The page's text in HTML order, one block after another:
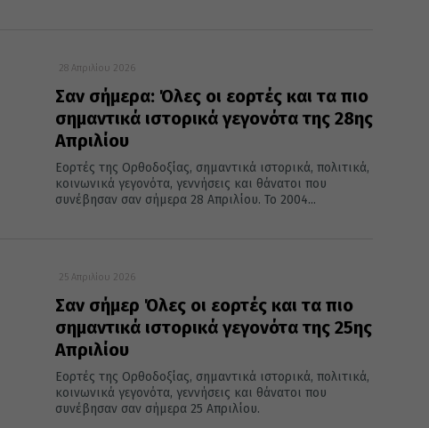
28 Απριλίου 2026
Σαν σήμερα: Όλες οι εορτές και τα πιο
σημαντικά ιστορικά γεγονότα της 28ης
Απριλίου
Εορτές της Ορθοδοξίας, σημαντικά ιστορικά, πολιτικά,
κοινωνικά γεγονότα, γεννήσεις και θάνατοι που
συνέβησαν σαν σήμερα 28 Απριλίου. Το 2004...
25 Απριλίου 2026
Σαν σήμερ Όλες οι εορτές και τα πιο
σημαντικά ιστορικά γεγονότα της 25ης
Απριλίου
Εορτές της Ορθοδοξίας, σημαντικά ιστορικά, πολιτικά,
κοινωνικά γεγονότα, γεννήσεις και θάνατοι που
συνέβησαν σαν σήμερα 25 Απριλίου.